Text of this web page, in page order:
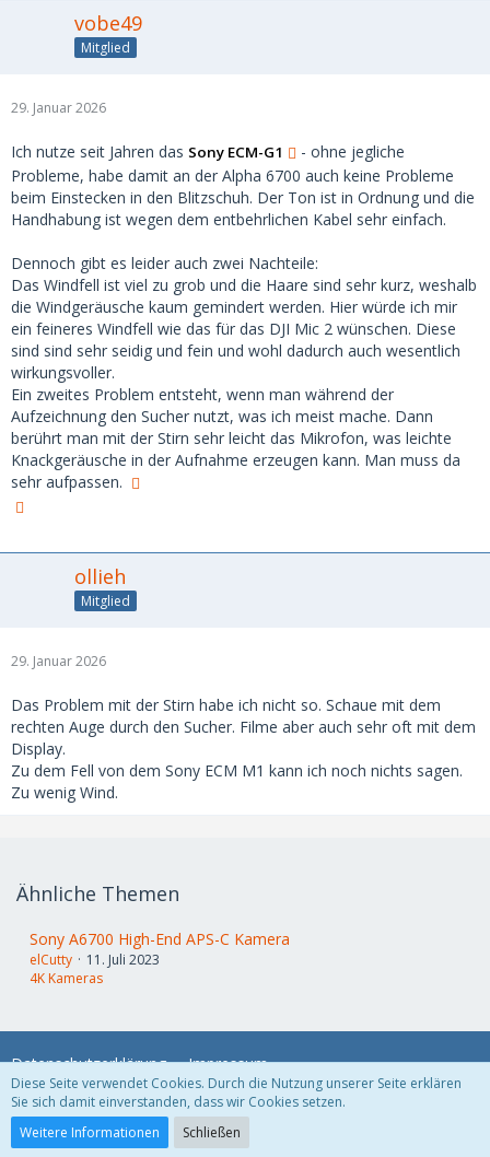
vobe49
Mitglied
29. Januar 2026
Ich nutze seit Jahren das Sony ECM-G1
- ohne jegliche
Probleme, habe damit an der Alpha 6700 auch keine Probleme
beim Einstecken in den Blitzschuh. Der Ton ist in Ordnung und die
Handhabung ist wegen dem entbehrlichen Kabel sehr einfach.
Dennoch gibt es leider auch zwei Nachteile:
Das Windfell ist viel zu grob und die Haare sind sehr kurz, weshalb
die Windgeräusche kaum gemindert werden. Hier würde ich mir
ein feineres Windfell wie das für das DJI Mic 2 wünschen. Diese
sind sind sehr seidig und fein und wohl dadurch auch wesentlich
wirkungsvoller.
Ein zweites Problem entsteht, wenn man während der
Aufzeichnung den Sucher nutzt, was ich meist mache. Dann
berührt man mit der Stirn sehr leicht das Mikrofon, was leichte
Knackgeräusche in der Aufnahme erzeugen kann. Man muss da
sehr aufpassen.
ollieh
Mitglied
29. Januar 2026
Das Problem mit der Stirn habe ich nicht so. Schaue mit dem
rechten Auge durch den Sucher. Filme aber auch sehr oft mit dem
Display.
Zu dem Fell von dem Sony ECM M1 kann ich noch nichts sagen.
Zu wenig Wind.
Ähnliche Themen
Sony A6700 High-End APS-C Kamera
elCutty
11. Juli 2023
4K Kameras
Datenschutzerklärung Impressum
Community-Software:
Diese Seite verwendet Cookies. Durch die Nutzung unserer Seite erklären
Sie sich damit einverstanden, dass wir Cookies setzen.
Weitere Informationen
Schließen